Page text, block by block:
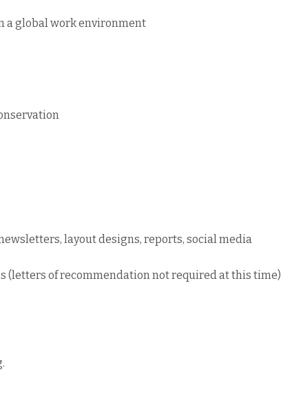
a global work environment
layout designs, reports, social media
(letters of recommendation not required at this time)